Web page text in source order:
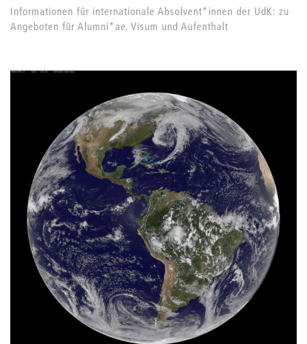
Informationen für internationale Absolvent*innen der UdK: zu
Angeboten für Alumni*ae, Visum und Aufenthalt